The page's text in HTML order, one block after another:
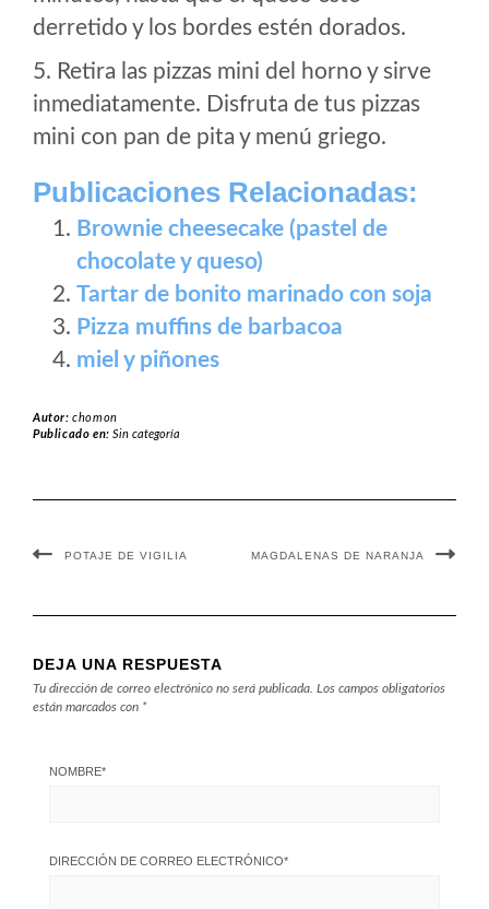
derretido y los bordes estén dorados.
5. Retira las pizzas mini del horno y sirve
inmediatamente. Disfruta de tus pizzas
mini con pan de pita y menú griego.
Publicaciones Relacionadas:
Brownie cheesecake (pastel de
chocolate y queso)
Tartar de bonito marinado con soja
Pizza muffins de barbacoa
miel y piñones
Autor:chomon
Publicado en:Sin categoría
POTAJE DE VIGILIA MAGDALENAS DE NARANJA
DEJA UNA RESPUESTA
Tu dirección de correo electrónico no será publicada. Los campos obligatorios
están marcados con *
NOMBRE*
DIRECCIÓN DE CORREO ELECTRÓNICO*